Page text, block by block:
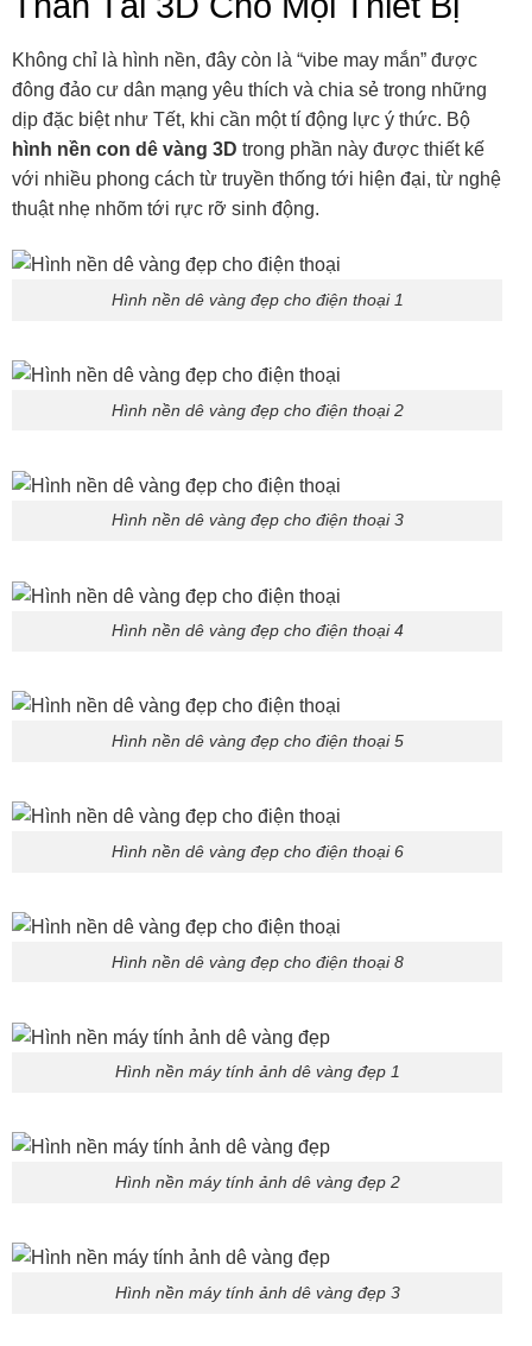
Không chỉ là hình nền, đây còn là “vibe may mắn” được
đông đảo cư dân mạng yêu thích và chia sẻ trong những
dịp đặc biệt như Tết, khi cần một tí động lực ý thức. Bộ
hình nền con dê vàng 3D trong phần này được thiết kế
với nhiều phong cách từ truyền thống tới hiện đại, từ nghệ
thuật nhẹ nhõm tới rực rỡ sinh động.
Hình nền dê vàng đẹp cho điện thoại 1
Hình nền dê vàng đẹp cho điện thoại 2
Hình nền dê vàng đẹp cho điện thoại 3
Hình nền dê vàng đẹp cho điện thoại 4
Hình nền dê vàng đẹp cho điện thoại 5
Hình nền dê vàng đẹp cho điện thoại 6
Hình nền dê vàng đẹp cho điện thoại 8
Hình nền máy tính ảnh dê vàng đẹp 1
Hình nền máy tính ảnh dê vàng đẹp 2
Hình nền máy tính ảnh dê vàng đẹp 3